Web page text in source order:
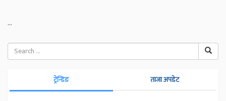
...
ट्रेन्डिङ ताजा अपडेट